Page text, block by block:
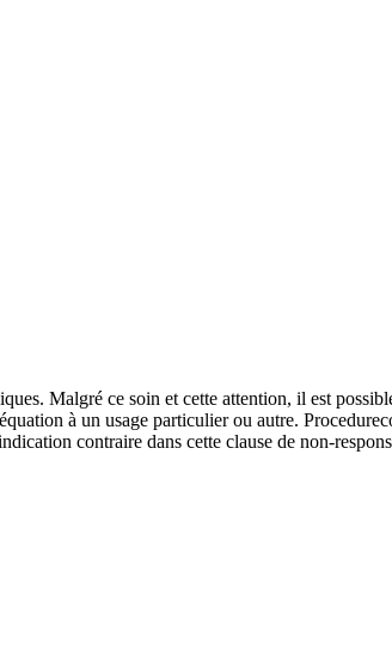
Malgré ce soin et cette attention, il est
à un usage particulier ou autre.
contraire dans cette clause de non-